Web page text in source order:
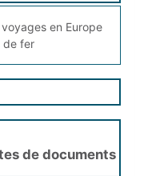
en Europe
de fer
de documents